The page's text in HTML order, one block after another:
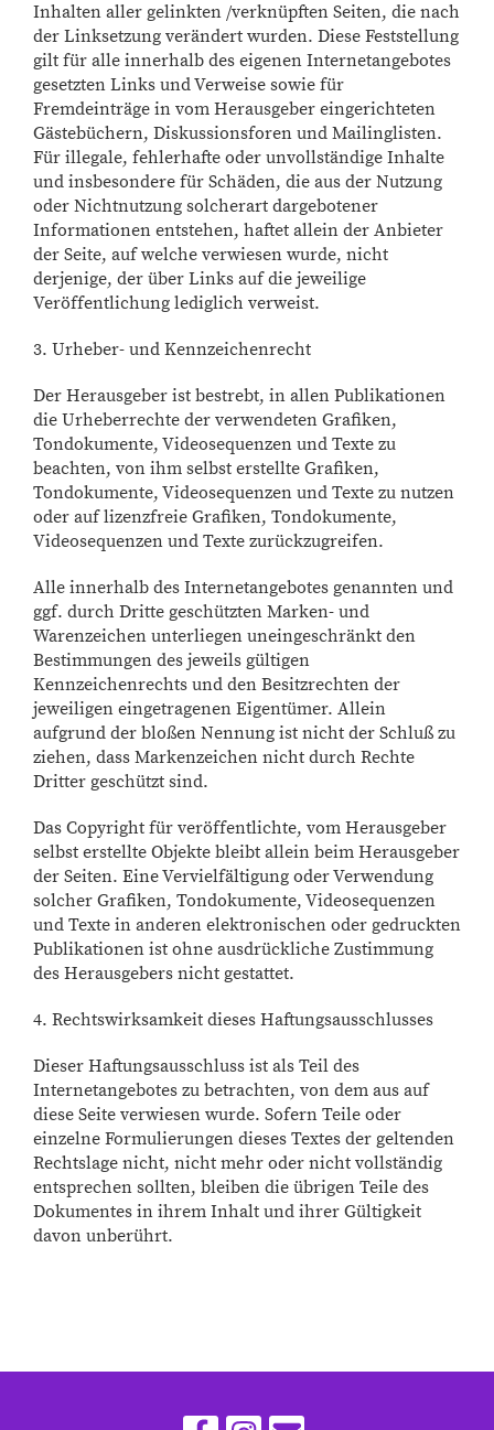
Inhalten aller gelinkten /verknüpften Seiten, die nach
der Linksetzung verändert wurden. Diese Feststellung
gilt für alle innerhalb des eigenen Internetangebotes
gesetzten Links und Verweise sowie für
Fremdeinträge in vom Herausgeber eingerichteten
Gästebüchern, Diskussionsforen und Mailinglisten.
Für illegale, fehlerhafte oder unvollständige Inhalte
und insbesondere für Schäden, die aus der Nutzung
oder Nichtnutzung solcherart dargebotener
Informationen entstehen, haftet allein der Anbieter
der Seite, auf welche verwiesen wurde, nicht
derjenige, der über Links auf die jeweilige
Veröffentlichung lediglich verweist.
3. Urheber- und Kennzeichenrecht
Der Herausgeber ist bestrebt, in allen Publikationen
die Urheberrechte der verwendeten Grafiken,
Tondokumente, Videosequenzen und Texte zu
beachten, von ihm selbst erstellte Grafiken,
Tondokumente, Videosequenzen und Texte zu nutzen
oder auf lizenzfreie Grafiken, Tondokumente,
Videosequenzen und Texte zurückzugreifen.
Alle innerhalb des Internetangebotes genannten und
ggf. durch Dritte geschützten Marken- und
Warenzeichen unterliegen uneingeschränkt den
Bestimmungen des jeweils gültigen
Kennzeichenrechts und den Besitzrechten der
jeweiligen eingetragenen Eigentümer. Allein
aufgrund der bloßen Nennung ist nicht der Schluß zu
ziehen, dass Markenzeichen nicht durch Rechte
Dritter geschützt sind.
Das Copyright für veröffentlichte, vom Herausgeber
selbst erstellte Objekte bleibt allein beim Herausgeber
der Seiten. Eine Vervielfältigung oder Verwendung
solcher Grafiken, Tondokumente, Videosequenzen
und Texte in anderen elektronischen oder gedruckten
Publikationen ist ohne ausdrückliche Zustimmung
des Herausgebers nicht gestattet.
4. Rechtswirksamkeit dieses Haftungsausschlusses
Dieser Haftungsausschluss ist als Teil des
Internetangebotes zu betrachten, von dem aus auf
diese Seite verwiesen wurde. Sofern Teile oder
einzelne Formulierungen dieses Textes der geltenden
Rechtslage nicht, nicht mehr oder nicht vollständig
entsprechen sollten, bleiben die übrigen Teile des
Dokumentes in ihrem Inhalt und ihrer Gültigkeit
davon unberührt.